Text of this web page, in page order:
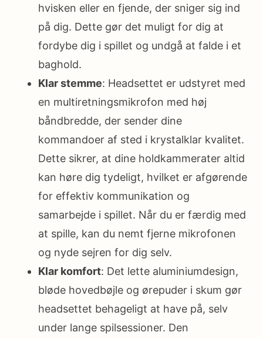
hvisken eller en fjende, der sniger sig ind
på dig. Dette gør det muligt for dig at
fordybe dig i spillet og undgå at falde i et
baghold.
Klar stemme: Headsettet er udstyret med
en multiretningsmikrofon med høj
båndbredde, der sender dine
kommandoer af sted i krystalklar kvalitet.
Dette sikrer, at dine holdkammerater altid
kan høre dig tydeligt, hvilket er afgørende
for effektiv kommunikation og
samarbejde i spillet. Når du er færdig med
at spille, kan du nemt fjerne mikrofonen
og nyde sejren for dig selv.
Klar komfort: Det lette aluminiumdesign,
bløde hovedbøjle og ørepuder i skum gør
headsettet behageligt at have på, selv
under lange spilsessioner. Den